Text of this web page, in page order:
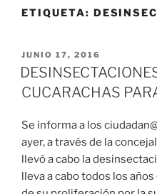
ETIQUETA:
JUNIO 17, 2016
CUCARACHAS
Se informa a los
ayer, a través de la
llevó a cabo la
lleva a cabo todos los